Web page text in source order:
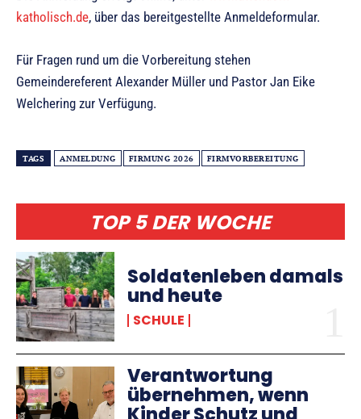
TOP 5 DER WOCHE
Soldatenleben damals
und heute
SCHULE
Verantwortung
übernehmen, wenn
katholisch.de, über das bereitgestellte Anmeldeformular.
Für Fragen rund um die Vorbereitung stehen
Gemeindereferent Alexander Müller und Pastor Jan Eike
Welchering zur Verfügung.
TAGS ANMELDUNG FIRMUNG 2026 FIRMVORBEREITUNG